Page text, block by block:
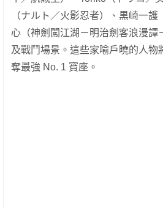
（ナルト／火影忍者）、黒崎一
心（神劍闖江湖－明治劍客浪漫譚
及戰鬥場景。這些家喻戶曉的人物
奪最強 No. 1 寶座。